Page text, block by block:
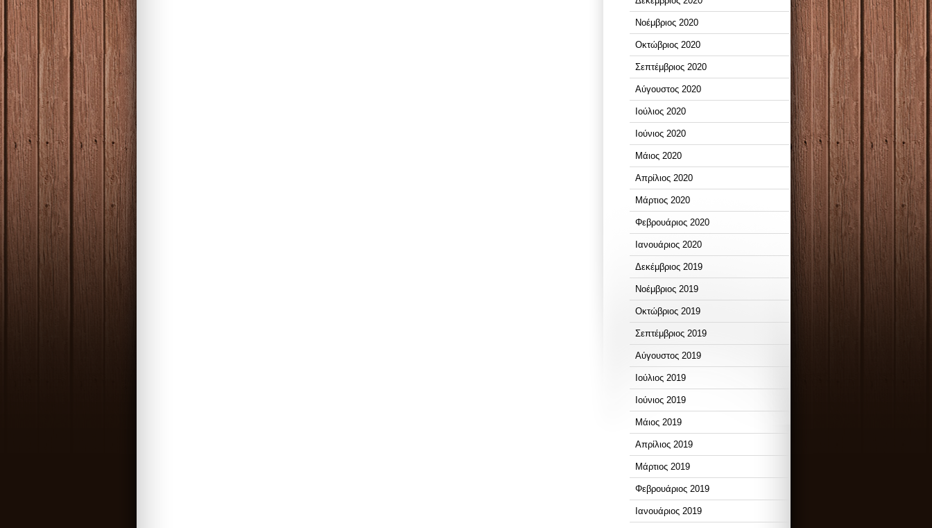
Νοέμβριος 2020
Οκτώβριος 2020
Σεπτέμβριος 2020
Αύγουστος 2020
Ιούλιος 2020
Ιούνιος 2020
Μάιος 2020
Απρίλιος 2020
Μάρτιος 2020
Φεβρουάριος 2020
Ιανουάριος 2020
Δεκέμβριος 2019
Νοέμβριος 2019
Οκτώβριος 2019
Σεπτέμβριος 2019
Αύγουστος 2019
Ιούλιος 2019
Ιούνιος 2019
Μάιος 2019
Απρίλιος 2019
Μάρτιος 2019
Φεβρουάριος 2019
Ιανουάριος 2019